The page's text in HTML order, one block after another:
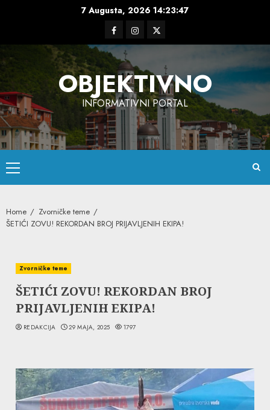
7 Augusta, 2026 14:23:48
FacebookInstagram
Twitter
OBJEKTIVNO
INFORMATIVNI PORTAL
Primary
Menu
Home
Zvorničke teme
ŠETIĆI ZOVU! REKORDAN BROJ PRIJAVLJENIH EKIPA!
Zvorničke teme
ŠETIĆI ZOVU! REKORDAN BROJ
PRIJAVLJENIH EKIPA!
REDAKCIJA 29 MAJA, 2025 1797